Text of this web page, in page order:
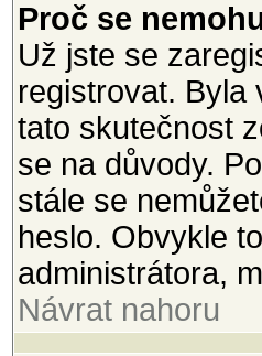
Proč se
Už jste se
registrovat. Byla
tato skutečnost
se na důvody.
stále se
heslo. Obvykle
administrátora,
Návrat nahoru